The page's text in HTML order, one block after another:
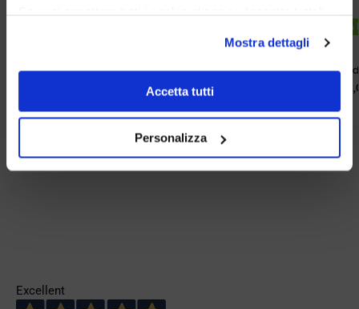
Se vuoi saperne di più consulta laprivacy policye la
Mostra dettagli
Accetta tutti
Personalizza
Raspini Keychain Large 40 mm Zancan
Excellent